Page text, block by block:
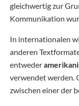
gleichwertig zur
Kommunikation
In internationalen
anderen
entweder
verwendet werden.
zwischen einer der